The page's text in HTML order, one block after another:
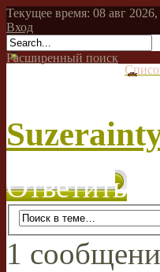
Текущее время: 08 авг 2026,
Вход
Расширенный поиск
Ответить
1